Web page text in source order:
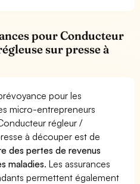
pour Conducteur
sur presse à
pour les
micro-entrepreneurs
régleur /
à découper est de
des pertes de revenus
maladies. Les assurances
permettent également